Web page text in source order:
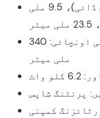
کٹنگ ڈائی کی موٹائی: 1.5 ملی میٹر (ایچنگ ڈائی)، 9.5 ملی
کھانا کھلانے کی میز پر کاغذ کے ڈھیر کی اونچائی: 340
ملی میٹر
واٹ
پرنٹنگ شاپس
کمپنی